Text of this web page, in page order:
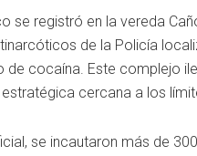
se registró en la vereda
de la Policía
cocaína. Este complejo
cercana a los
se incautaron más de